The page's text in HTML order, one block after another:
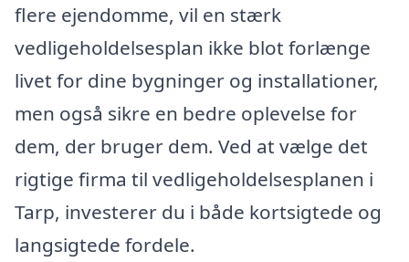
flere ejendomme, vil en stærk
vedligeholdelsesplan ikke blot forlænge
livet for dine bygninger og installationer,
men også sikre en bedre oplevelse for
dem, der bruger dem. Ved at vælge det
rigtige firma til vedligeholdelsesplanen i
Tarp, investerer du i både kortsigtede og
langsigtede fordele.